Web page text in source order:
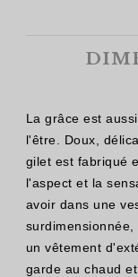
La grâce est
l'être. Doux,
gilet est fabriqué
l'aspect et la
avoir dans une
un vêtement
garde au chaud